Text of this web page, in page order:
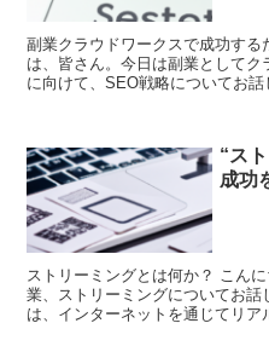
副業クラウドワークスで成功す
は、皆さん。今日は副業としてク
に向けて、SEO戦略についてお
“ス
成功
ストリーミングとは何か？ こん
業、ストリーミングについてお話
は、インターネットを通じてリア